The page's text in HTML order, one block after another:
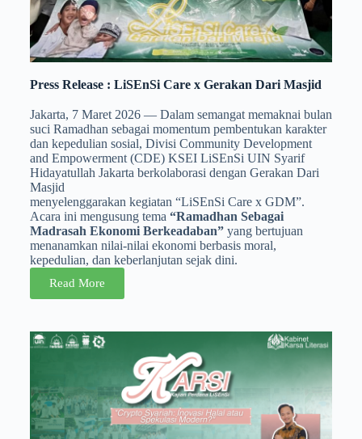
Press Release : LiSEnSi Care x Gerakan Dari Masjid
Jakarta, 7 Maret 2026 — Dalam semangat memaknai bulan
suci Ramadhan sebagai momentum pembentukan karakter
dan kepedulian sosial, Divisi Community Development
and Empowerment (CDE) KSEI LiSEnSi UIN Syarif
Hidayatullah Jakarta berkolaborasi dengan Gerakan Dari
Masjid
menyelenggarakan kegiatan “LiSEnSi Care x GDM”.
Acara ini mengusung tema “Ramadhan Sebagai
Madrasah Ekonomi Berkeadaban”yang bertujuan
menanamkan nilai-nilai ekonomi berbasis moral,
kepedulian, dan keberlanjutan sejak dini.
Read More